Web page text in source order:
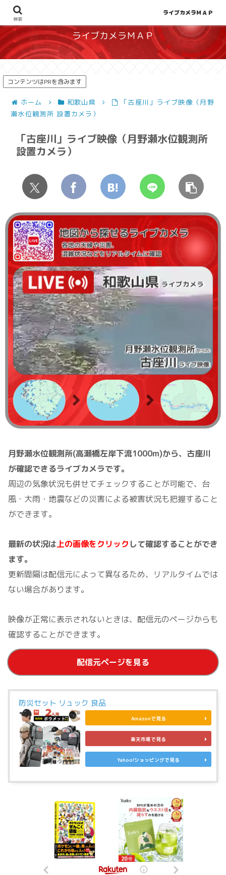
地図から探せる！天候や災害、混雑状況の把握に
ライブカメラＭＡＰ
コンテンツはPRを含みます
ホーム 和歌山県
「古座川」ライブ映像（月野
瀬水位観測所 設置カメラ）
「古座川」ライブ映像（月野瀬水位観測所
設置カメラ）
月野瀬水位観測所(高瀬橋左岸下流1000m)から、古座川
が確認できるライブカメラです。
周辺の気象状況も併せてチェックすることが可能で、台
風・大雨・地震などの災害による被害状況も把握すること
ができます。
最新の状況は上の画像をクリック して確認することができ
ます。
更新間隔は配信元によって異なるため、リアルタイムでは
ない場合があります。
映像が正常に表示されないときは、配信元のページからも
確認することができます。
配信元ページを見る
防災セット リュック 食品
Amazonで見る
楽天市場で見る
Yahoo!ショッピングで見る
検索
ライブカメラＭＡＰ